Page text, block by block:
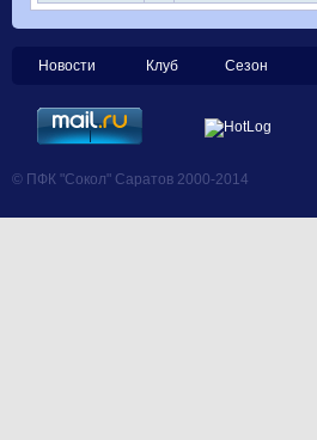
Новости Клуб Сезон
© ПФК "Сокол" Саратов 2000-2014